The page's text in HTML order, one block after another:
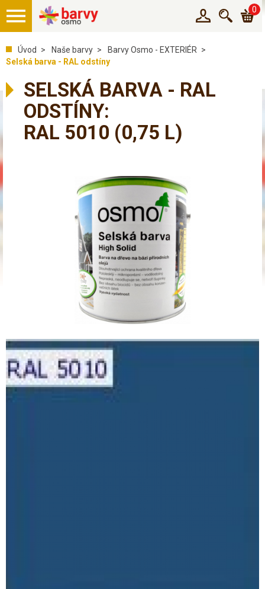
0
Úvod Naše barvy
Barvy Osmo - EXTERIÉR
Selská barva - RAL odstíny
SELSKÁ BARVA - RAL
ODSTÍNY:
RAL 5010 (0,75 L)